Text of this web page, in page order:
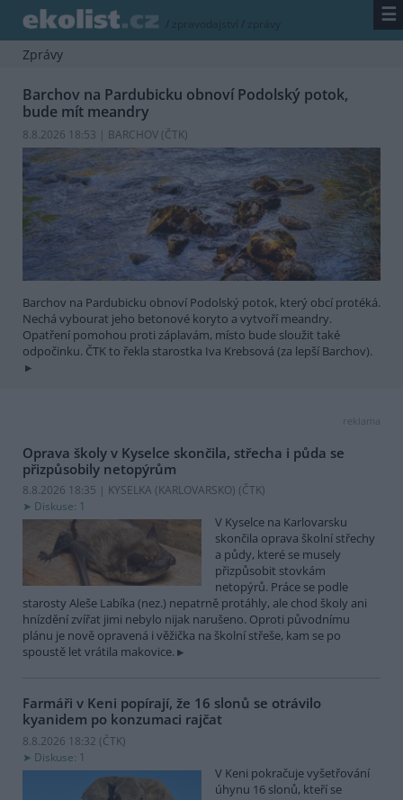
/ zpravodajství / zprávy ☰
Zprávy
Barchov na Pardubicku obnoví Podolský potok,
bude mít meandry
8.8.2026 18:53 | BARCHOV (ČTK)
Barchov na Pardubicku obnoví Podolský potok, který obcí protéká.
Nechá vybourat jeho betonové koryto a vytvoří meandry.
Opatření pomohou proti záplavám, místo bude sloužit také
odpočinku. ČTK to řekla starostka Iva Krebsová (za lepší Barchov).
reklama
Oprava školy v Kyselce skončila, střecha i půda se
přizpůsobily netopýrům
8.8.2026 18:35 | KYSELKA (KARLOVARSKO) (ČTK)
Diskuse: 1
V Kyselce na Karlovarsku
skončila oprava školní střechy
a půdy, které se musely
přizpůsobit stovkám
netopýrů. Práce se podle
starosty Aleše Labíka (nez.) nepatrně protáhly, ale chod školy ani
hnízdění zvířat jimi nebylo nijak narušeno. Oproti původnímu
plánu je nově opravená i věžička na školní střeše, kam se po
spoustě let vrátila makovice.
Farmáři v Keni popírají, že 16 slonů se otrávilo
kyanidem po konzumaci rajčat
8.8.2026 18:32 (ČTK)
Diskuse: 1
V Keni pokračuje vyšetřování
úhynu 16 slonů, kteří se